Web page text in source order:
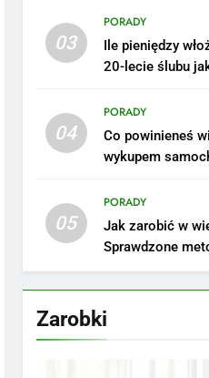
03
PORADY
Ile pieniędzy
20-lecie ślubu
04
PORADY
Co powinieneś
wykupem
05
PORADY
Jak zarobić w
Sprawdzone
Zarobki
na tym
ZAROBKI
szkole: